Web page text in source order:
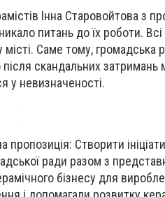
Інна Старовойтова з
питань до їх роботи.
місті. Саме тому, громадська
скандальних затримань
у невизначеності.
Створити
ради разом з
бізнесу для